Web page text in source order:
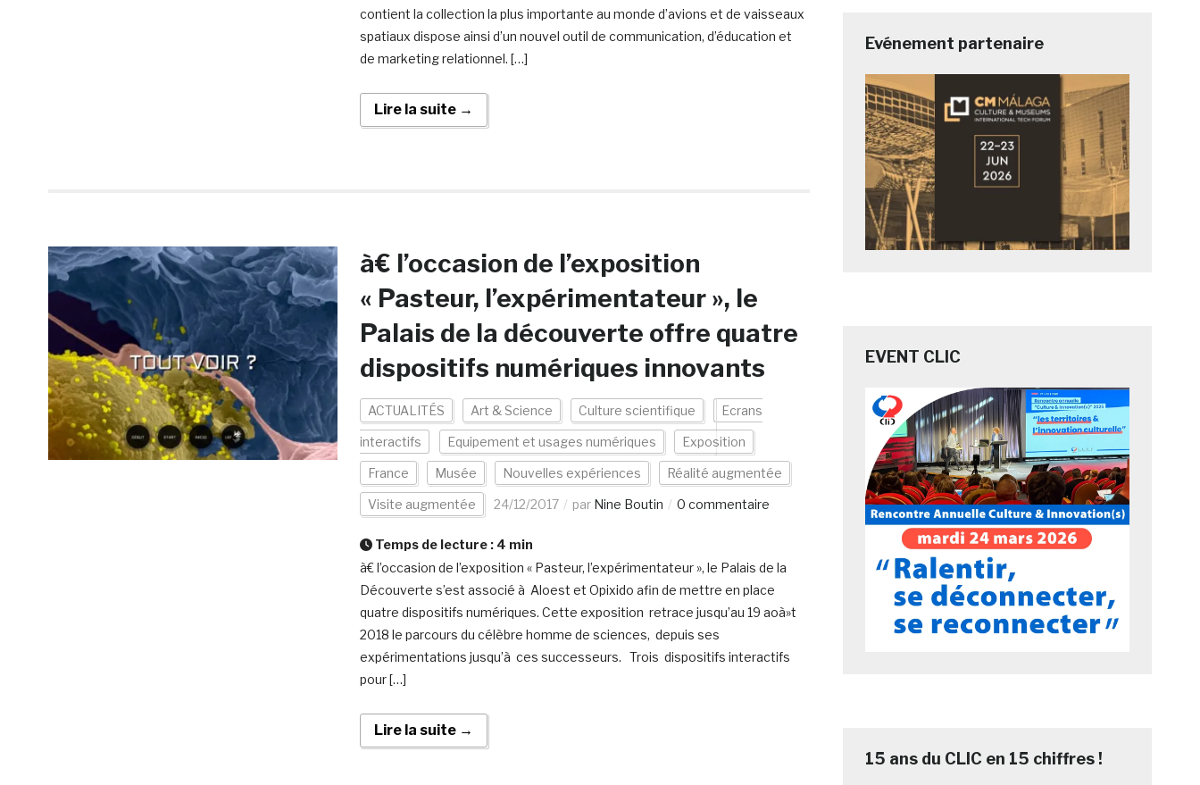
contient la collection la plus importante au monde d’avions et de vaisseaux
spatiaux dispose ainsi d’un nouvel outil de communication, d’éducation et
de marketing relationnel. […]
Lire la suite →
à€ l’occasion de l’exposition
« Pasteur, l’expérimentateur », le
Palais de la découverte offre quatre
dispositifs numériques innovants
ACTUALITÉS Art & Science Culture scientifique Ecrans
interactifs Equipement et usages numériques Exposition
France Musée Nouvelles expériences Réalité augmentée
Visite augmentée 24/12/2017 par Nine Boutin 0 commentaire
Temps de lecture : 4 min
à€ l’occasion de l’exposition « Pasteur, l’expérimentateur », le Palais de la
Découverte s’est associé à Aloest et Opixido afin de mettre en place
quatre dispositifs numériques. Cette exposition retrace jusqu’au 19 aoà»t
2018 le parcours du célèbre homme de sciences, depuis ses
expérimentations jusqu’à ces successeurs. Trois dispositifs interactifs
pour […]
Lire la suite →
Evénement partenaire
EVENT CLIC
15 ans du CLIC en 15 chiffres !